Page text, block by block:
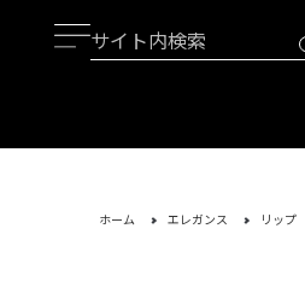
ホーム エレガンス リップ